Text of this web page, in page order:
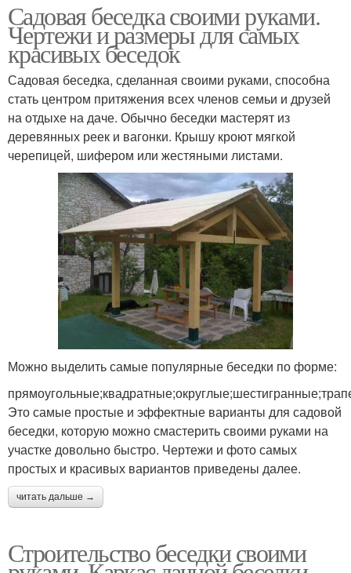
Садовая беседка своими руками.
Чертежи и размеры для самых
красивых беседок
Садовая беседка, сделанная своими руками, способна
стать центром притяжения всех членов семьи и друзей
на отдыхе на даче. Обычно беседки мастерят из
деревянных реек и вагонки. Крышу кроют мягкой
черепицей, шифером или жестяными листами.
Можно выделить самые популярные беседки по форме:
Это самые простые и эффектные варианты для садовой
беседки, которую можно смастерить своими руками на
участке довольно быстро. Чертежи и фото самых
простых и красивых вариантов приведены далее.
читать дальше →
Строительство беседки своими